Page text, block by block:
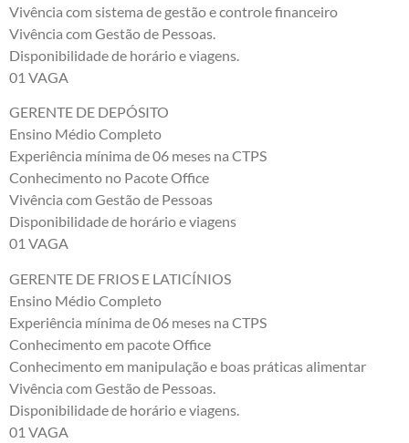
Vivência com sistema de gestão e controle financeiro
Vivência com Gestão de Pessoas.
Disponibilidade de horário e viagens.
01 VAGA
GERENTE DE DEPÓSITO
Ensino Médio Completo
Experiência mínima de 06 meses na CTPS
Conhecimento no Pacote Office
Vivência com Gestão de Pessoas
Disponibilidade de horário e viagens
01 VAGA
GERENTE DE FRIOS E LATICÍNIOS
Ensino Médio Completo
Experiência mínima de 06 meses na CTPS
Conhecimento em pacote Office
Conhecimento em manipulação e boas práticas alimentar
Vivência com Gestão de Pessoas.
Disponibilidade de horário e viagens.
01 VAGA